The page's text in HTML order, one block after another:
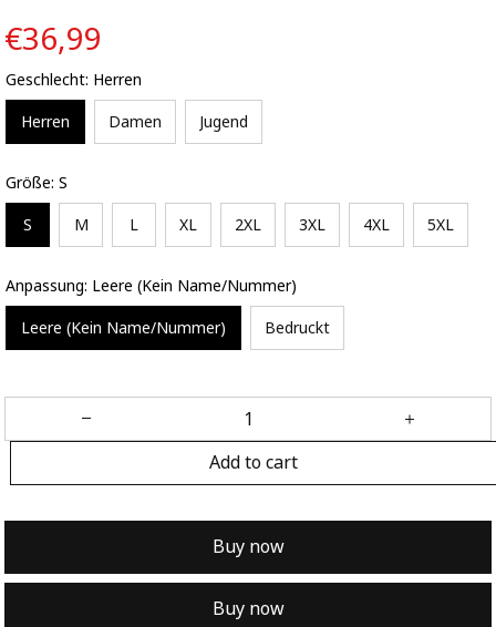
€36,99
Geschlecht: Herren
Herren Damen Jugend
Größe: S
S M L XL 2XL 3XL 4XL 5XL
Anpassung: Leere (Kein Name/Nummer)
Leere (Kein Name/Nummer) Bedruckt
Add to cart
Buy now
Buy now